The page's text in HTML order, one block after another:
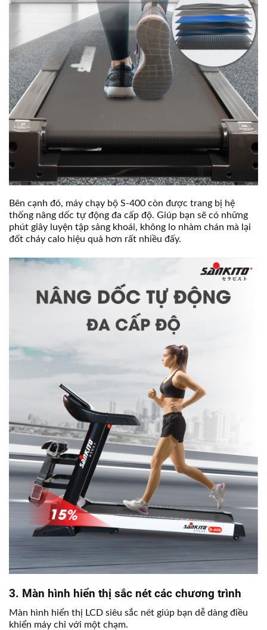
Bên cạnh đó, máy chạy bộ S-400 còn được trang bị hệ
thống nâng dốc tự động đa cấp độ. Giúp bạn sẽ có những
phút giây luyện tập sảng khoái, không lo nhàm chán mà lại
đốt cháy calo hiệu quả hơn rất nhiều đấy.
3. Màn hình hiển thị sắc nét các chương trình
Màn hình hiển thị LCD siêu sắc nét giúp bạn dễ dàng điều
khiển máy chỉ với một chạm.